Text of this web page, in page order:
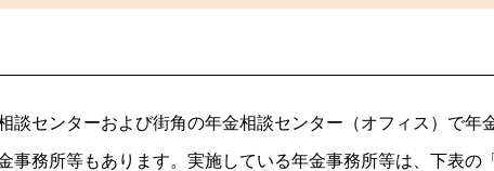
談センターおよび街角の年金相談センター（オフィス）で年
事務所等もあります。実施している年金事務所等は、下表の